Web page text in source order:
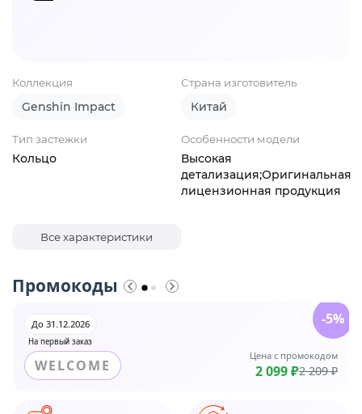
Коллекция
Genshin Impact
Страна изготовитель
Китай
Тип застежки
Кольцо
Особенности модели
Высокая
детализация;Оригинальная
лицензионная продукция
Все характеристики
Промокоды
На первый заказ
До 31.12.2026
WELCOME
Цена с промокодом
2 099 ₽2 209 ₽
-5%